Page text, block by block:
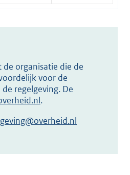
organisatie die de
voor de
regelgeving. De
.